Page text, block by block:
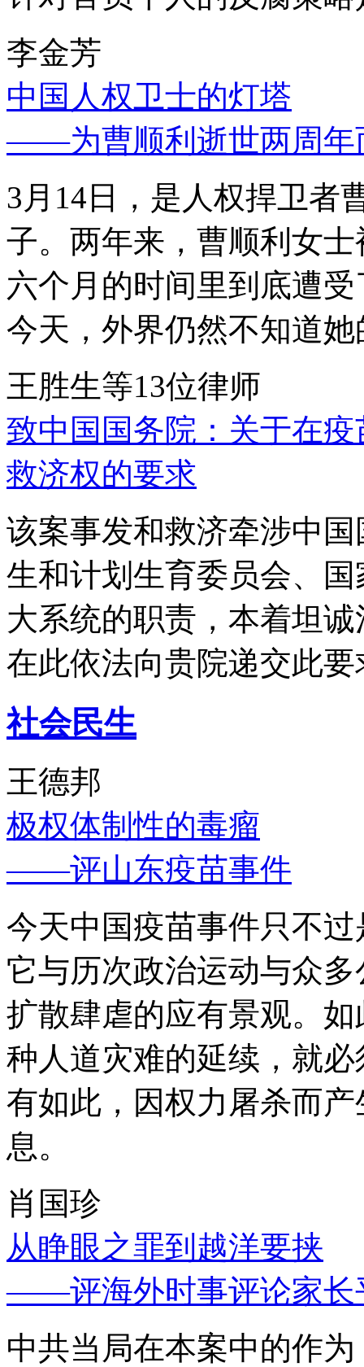
李金芳
中国人权卫士的灯塔
——为曹顺利逝世两周年
3月14日，是人权捍卫者
子。两年来，曹顺利女
六个月的时间里到底遭
今天，外界仍然不知道
王胜生等13位律师
致中国国务院：关于在
救济权的要求
该案事发和救济牵涉中
生和计划生育委员会、
大系统的职责，本着坦
在此依法向贵院递交此要
社会民生
王德邦
极权体制性的毒瘤
——评山东疫苗事件
今天中国疫苗事件只不
它与历次政治运动与众
扩散肆虐的应有景观。
种人道灾难的延续，就
有如此，因权力屠杀而
息。
肖国珍
从睁眼之罪到越洋要挟
——评海外时事评论家长
中共当局在本案中的作